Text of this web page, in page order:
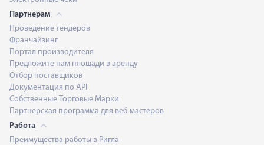
Партнерам
Проведение тендеров
Франчайзинг
Портал производителя
Предложите нам площади в аренду
Отбор поставщиков
Документация по API
Собственные Торговые Марки
Партнерская программа для веб-мастеров
Работа
Преимущества работы в Ригла